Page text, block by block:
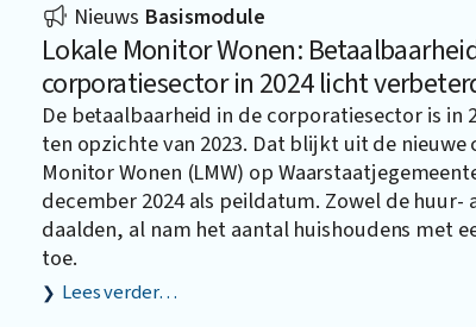
Nieuws Basismodule
Lokale Monitor Wonen:
corporatiesector in 2024 licht
De betaalbaarheid in de corporatiesector is in
ten opzichte van 2023. Dat blijkt uit de nieuwe
Monitor Wonen (LMW) op
december 2024 als peildatum. Zowel de huur-
daalden, al nam het aantal huishoudens met
toe.
Lees verder…